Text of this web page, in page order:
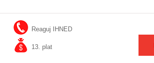
Reaguj IHNED
13. plat